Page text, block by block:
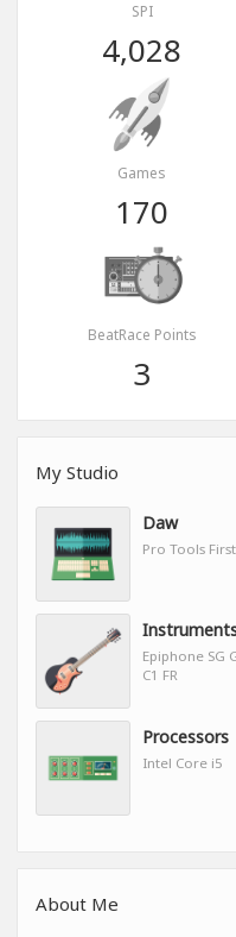
SPI
4,028
Games
170
BeatRace Points
3
My Studio
Daw
Pro Tools
Epiphone SG
C1 FR
Processors
Intel Core i5
About Me